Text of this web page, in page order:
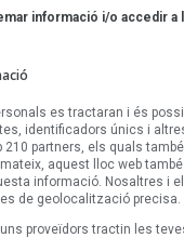
informació i/o accedir a
es tractaran i és
identificadors únics i
210 partners, els quals
aquest lloc web
informació. Nosaltres i
de geolocalització precisa.
proveïdors tractin les